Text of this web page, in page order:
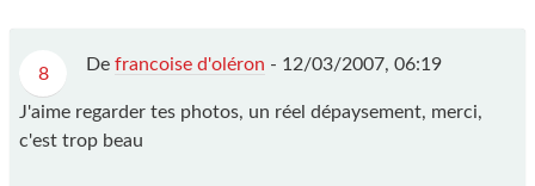
8 De francoise d'oléron - 12/03/2007, 06:19
J'aime regarder tes photos, un réel dépaysement, merci,
c'est trop beau